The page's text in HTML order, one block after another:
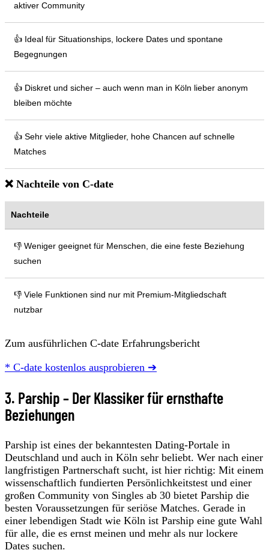
aktiver Community
👍 Ideal für Situationships, lockere Dates und spontane
Begegnungen
👍 Diskret und sicher – auch wenn man in Köln lieber anonym
bleiben möchte
👍 Sehr viele aktive Mitglieder, hohe Chancen auf schnelle
Matches
❌ Nachteile von C-date
Nachteile
👎 Weniger geeignet für Menschen, die eine feste Beziehung
suchen
👎 Viele Funktionen sind nur mit Premium-Mitgliedschaft
nutzbar
Zum ausführlichen C-date Erfahrungsbericht
* C-date kostenlos ausprobieren ➔
3. Parship – Der Klassiker für ernsthafte
Beziehungen
Parship ist eines der bekanntesten Dating-Portale in
Deutschland und auch in Köln sehr beliebt. Wer nach einer
langfristigen Partnerschaft sucht, ist hier richtig: Mit einem
wissenschaftlich fundierten Persönlichkeitstest und einer
großen Community von Singles ab 30 bietet Parship die
besten Voraussetzungen für seriöse Matches. Gerade in
einer lebendigen Stadt wie Köln ist Parship eine gute Wahl
für alle, die es ernst meinen und mehr als nur lockere
Dates suchen.